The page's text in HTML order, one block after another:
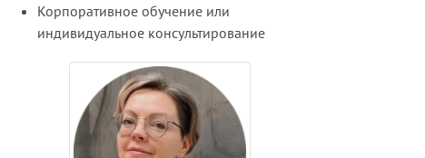
Корпоративное обучение или
индивидуальное консультирование